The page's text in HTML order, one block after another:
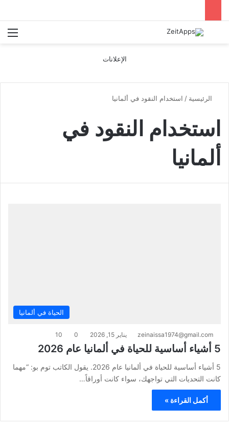
بحث عن
الإعلانات
الرئيسية / استخدام النقود في ألمانيا
استخدام النقود في
ألمانيا
الحياة في ألمانيا
zeinaissa1974@gmail.com يناير 15, 2026 0
10
5 أشياء أساسية للحياة في ألمانيا عام 2026
5 أشياء أساسية للحياة في ألمانيا عام 2026. يقول الكاتب توم بو: “مهما
كانت التحديات التي تواجهك، سواء كانت أوراقاً…
أكمل القراءة »